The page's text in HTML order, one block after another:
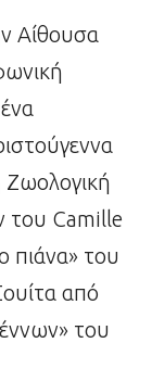
Αίθουσα
Ζωολογική
του Camille
πιάνα» του
από
του